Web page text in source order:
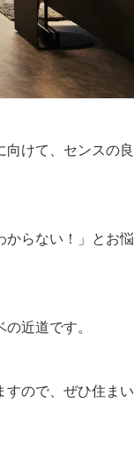
けて、センスの良
からない！」とお悩
近道です。
すので、ぜひ住まい